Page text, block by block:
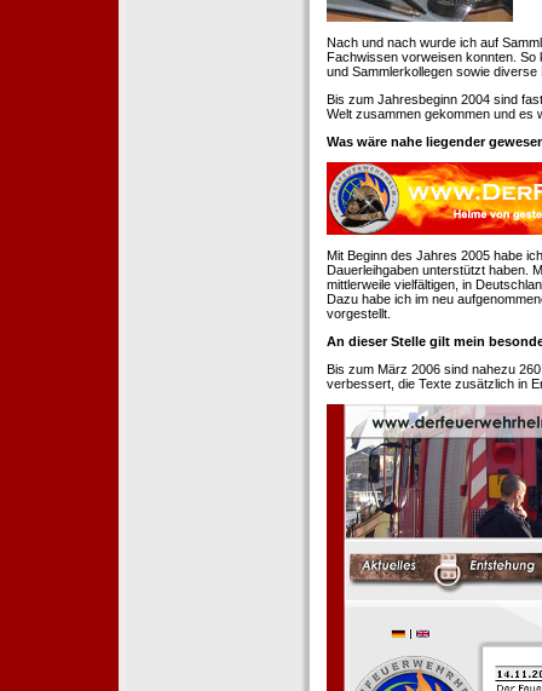
Nach und nach wurde ich auf
Fachwissen vorweisen konnten. So
und Sammlerkollegen sowie
Bis zum Jahresbeginn 2004 sind
Welt zusammen gekommen und es
Was wäre nahe liegender
Mit Beginn des Jahres 2005 habe
Dauerleihgaben unterstützt haben.
mittlerweile vielfältigen, in
Dazu habe ich im neu
vorgestellt.
An dieser Stelle gilt mein
Bis zum März 2006 sind nahezu
verbessert, die Texte zusätzlich in